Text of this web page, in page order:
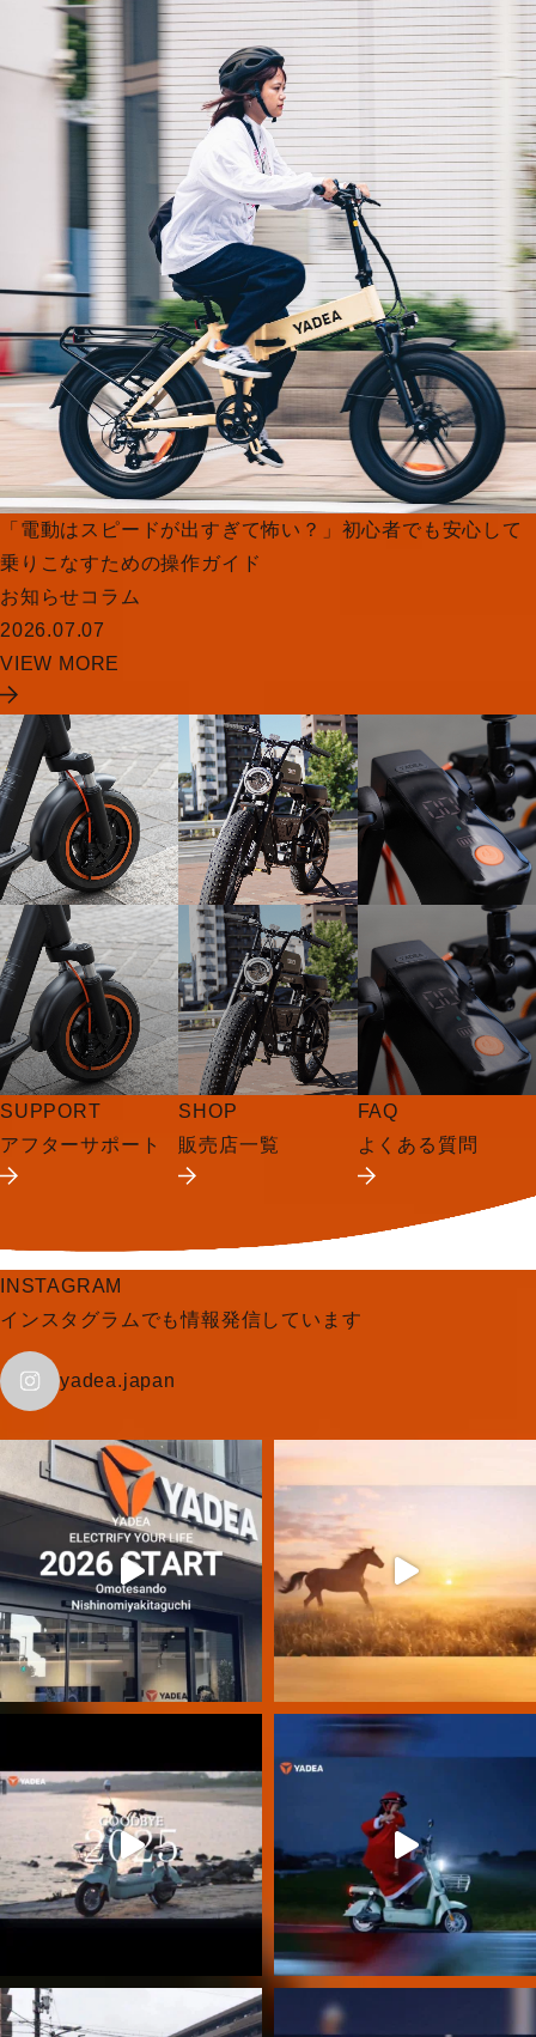
「電動はスピードが出すぎて怖い？」初心者でも安心して
乗りこなすための操作ガイド
お知らせコラム
2026.07.07
VIEW MORE
SUPPORT
アフターサポート
SHOP
販売店一覧
FAQ
よくある質問
INSTAGRAM
インスタグラムでも情報発信しています
yadea.japan